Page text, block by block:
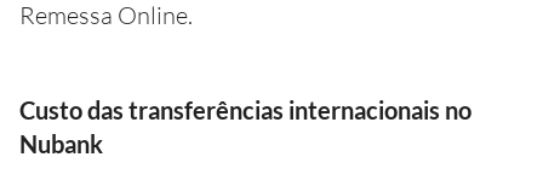
Remessa Online.
Custo das transferências internacionais no
Nubank